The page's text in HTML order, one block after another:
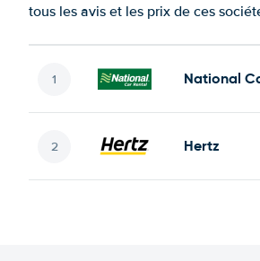
tous les avis et les prix de ces
National
Hertz